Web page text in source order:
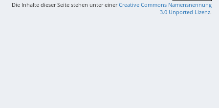
Die Inhalte dieser Seite stehen unter einerCreative Commons Namensnennung
3.0 Unported Lizenz.